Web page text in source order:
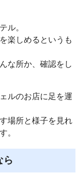
ル。
楽しめるというも
な所か、確認をし
ルのお店に足を運
場所と様子を見れ
。
ら